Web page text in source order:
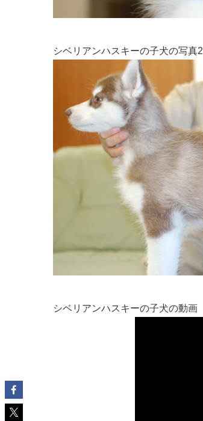
シベリアンハスキーの子犬の写真2
シベリアンハスキーの子犬の動画